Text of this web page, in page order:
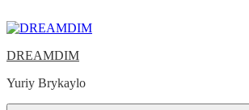
to
DREAMDIM
Yuriy Brykaylo